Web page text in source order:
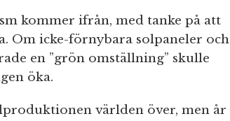
kommer ifrån, med tanke på att
Om icke-förnybara solpaneler och
en ”grön omställning” skulle
öka.
världen över, men år